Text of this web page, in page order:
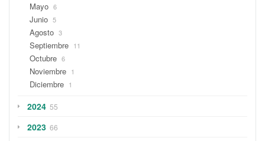
Mayo 6
Junio 5
Agosto 3
Septiembre 11
Octubre 6
Noviembre 1
Diciembre 1
2024 55
2023 66